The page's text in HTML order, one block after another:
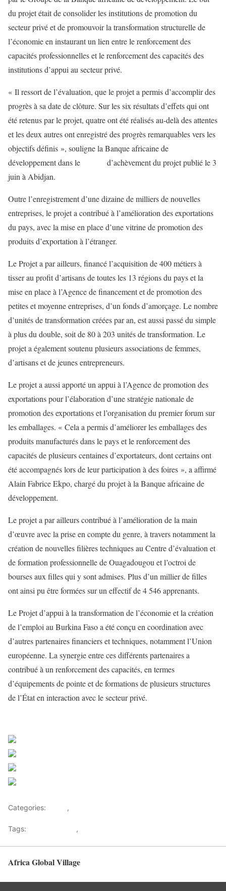
du projet était de consolider les institutions de promotion du
secteur privé et de promouvoir la transformation structurelle de
l’économie en instaurant un lien entre le renforcement des
capacités professionnelles et le renforcement des capacités des
institutions d’appui au secteur privé.
« Il ressort de l’évaluation, que le projet a permis d’accomplir des
progrès à sa date de clôture. Sur les six résultats d’effets qui ont
été retenus par le projet, quatre ont été réalisés au-delà des attentes
et les deux autres ont enregistré des progrès remarquables vers les
objectifs définis », souligne la Banque africaine de
développement dans le
d’achèvement du projet publié le 3
juin à Abidjan.
Outre l’enregistrement d’une dizaine de milliers de nouvelles
entreprises, le projet a contribué à l’amélioration des exportations
du pays, avec la mise en place d’une vitrine de promotion des
produits d’exportation à l’étranger.
Le Projet a par ailleurs, financé l’acquisition de 400 métiers à
tisser au profit d’artisans de toutes les 13 régions du pays et la
mise en place à l’Agence de financement et de promotion des
petites et moyenne entreprises, d’un fonds d’amorçage. Le nombre
d’unités de transformation créées par an, est aussi passé du simple
à plus du double, soit de 80 à 203 unités de transformation. Le
projet a également soutenu plusieurs associations de femmes,
d’artisans et de jeunes entrepreneurs.
Le projet a aussi apporté un appui à l’Agence de promotion des
exportations pour l’élaboration d’une stratégie nationale de
promotion des exportations et l’organisation du premier forum sur
les emballages. « Cela a permis d’améliorer les emballages des
produits manufacturés dans le pays et le renforcement des
capacités de plusieurs centaines d’exportateurs, dont certains ont
été accompagnés lors de leur participation à des foires », a affirmé
Alain Fabrice Ekpo, chargé du projet à la Banque africaine de
développement.
Le projet a par ailleurs contribué à l’amélioration de la main
d’œuvre avec la prise en compte du genre, à travers notamment la
création de nouvelles filières techniques au Centre d’évaluation et
de formation professionnelle de Ouagadougou et l’octroi de
bourses aux filles qui y sont admises. Plus d’un millier de filles
ont ainsi pu être formées sur un effectif de 4 546 apprenants.
Le Projet d’appui à la transformation de l’économie et la création
de l’emploi au Burkina Faso a été conçu en coordination avec
d’autres partenaires financiers et techniques, notamment l’Union
européenne. La synergie entre ces différents partenaires a
contribué à un renforcement des capacités, en termes
d’équipements de pointe et de formations de plusieurs structures
de l’État en interaction avec le secteur privé.
Categories: ,
Tags: ,
Africa Global Village